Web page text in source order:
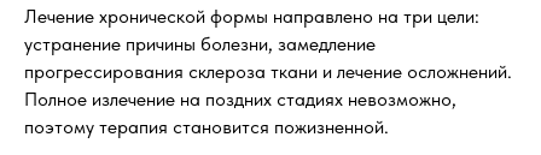
Лечение хронической формы направлено на три цели:
устранение причины болезни, замедление
прогрессирования склероза ткани и лечение осложнений.
Полное излечение на поздних стадиях невозможно,
поэтому терапия становится пожизненной.